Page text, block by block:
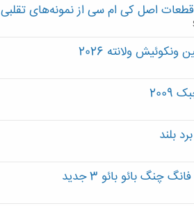
اصل کی ام سی از نمونه‌های تقلبی
ولانته 2026
چنگ بائو بائو 3 جدید